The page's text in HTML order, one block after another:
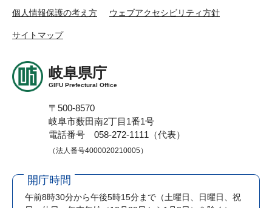
個人情報保護の考え方 ウェブアクセシビリティ方針
サイトマップ
岐阜県庁
GIFU Prefectural Office
〒500-8570
岐阜市薮田南2丁目1番1号
電話番号 058-272-1111（代表）
（法人番号4000020210005）
開庁時間
午前8時30分から午後5時15分まで （土曜日、日曜日、祝